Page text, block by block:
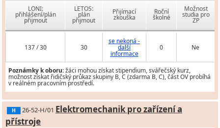
LONI:
přihlášení/plán
přijmout
LETOS:
plán
přijmout
Přijímací
zkouška
Roční
školné
Možnost
studia pro
ZP
137 / 30 30
se nekoná -
další
informace
0 Ne
Poznámky k oboru:žáci mohou získat stipendium, svářečský kurz,
možnost získat řidičský průkaz skupiny B, C (zdarma B, C), část OV probíhá
v reálném pracovním prostředí.
H 26-52-H/01 Elektromechanik pro zařízení a
přístroje